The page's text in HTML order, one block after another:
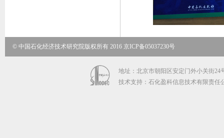
© 中国石化经济技术研究院版权所有 2016 京ICP备05037230号
地址：北京市朝阳区安定门外小关街
技术支持：石化盈科信息技术有限责任